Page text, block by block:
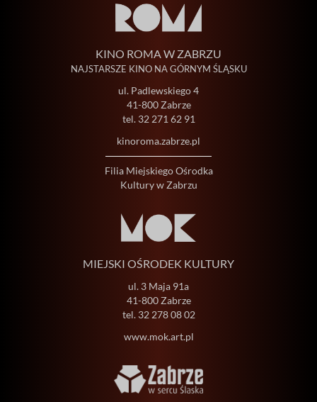
KINO ROMA W ZABRZU
NAJSTARSZE KINO NA GÓRNYM ŚLĄSKU
ul. Padlewskiego 4
41-800 Zabrze
tel. 32 271 62 91
kinoroma.zabrze.pl
Filia Miejskiego Ośrodka
Kultury w Zabrzu
MIEJSKI OŚRODEK KULTURY
ul. 3 Maja 91a
41-800 Zabrze
tel. 32 278 08 02
www.mok.art.pl